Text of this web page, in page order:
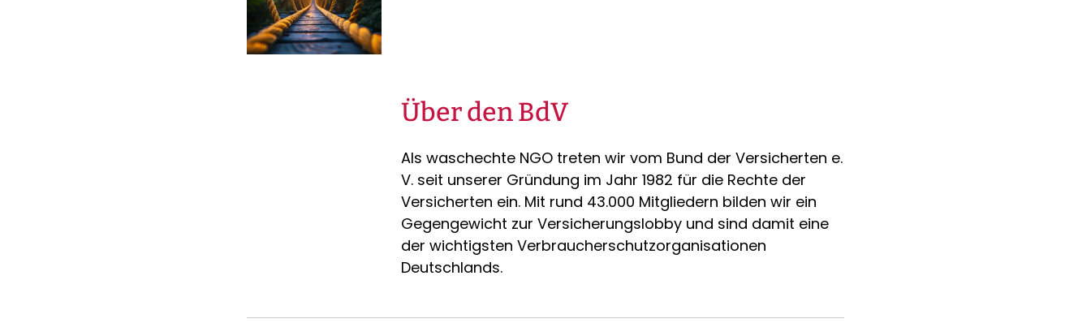
Über den BdV
Als waschechte NGO treten wir vom Bund der Versicherten e.
V. seit unserer Gründung im Jahr 1982 für die Rechte der
Versicherten ein. Mit rund 43.000 Mitgliedern bilden wir ein
Gegengewicht zur Versicherungslobby und sind damit eine
der wichtigsten Verbraucherschutzorganisationen
Deutschlands.